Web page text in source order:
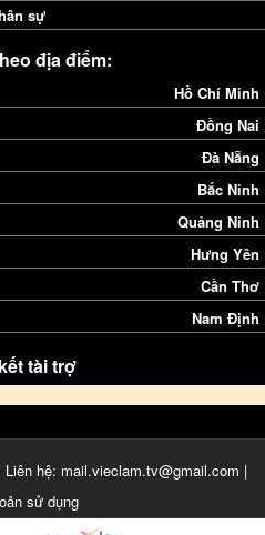
sự
địa điểm:
Hồ Chí Minh
Đồng Nai
Đà Nẵng
Bắc Ninh
Quảng Ninh
Hưng Yên
Cần Thơ
Nam Định
tài trợ
Liên hệ: mail.vieclam.tv@gmail.com |
sử dụng